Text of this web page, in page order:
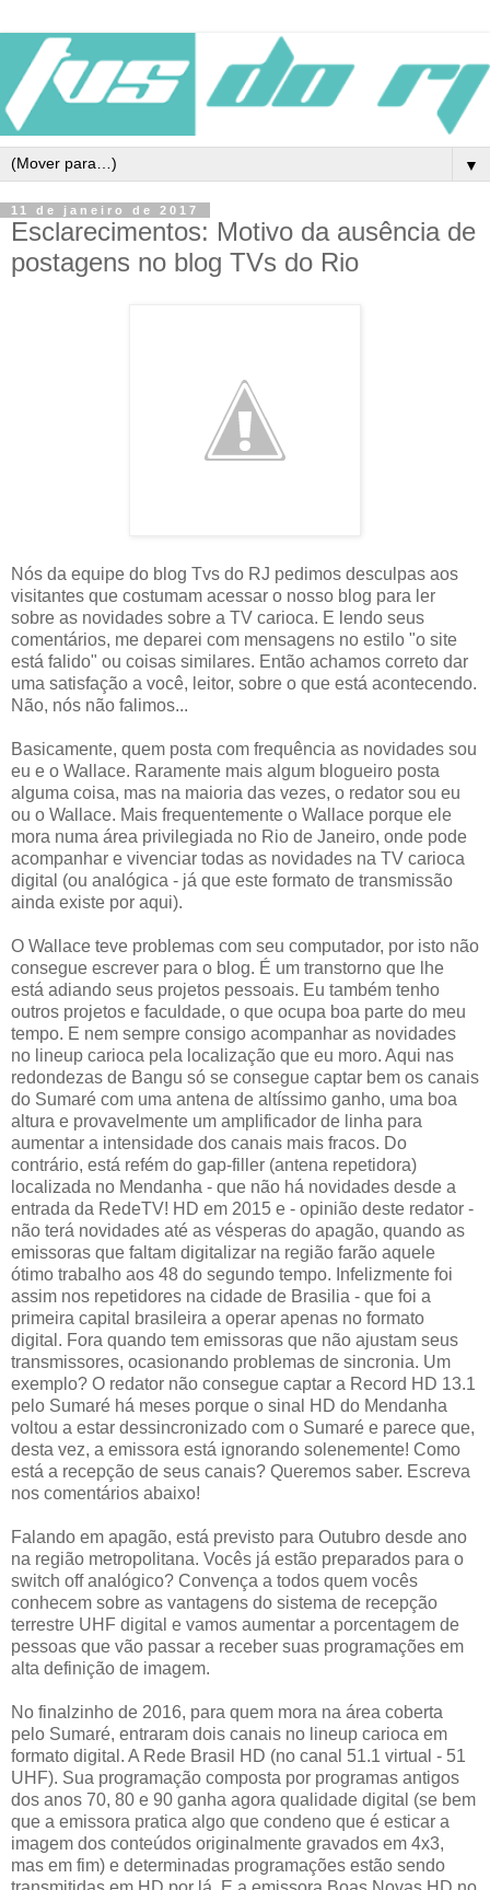
▼
11 de janeiro de 2017
Esclarecimentos: Motivo da ausência de
postagens no blog TVs do Rio
Nós da equipe do blog Tvs do RJ pedimos desculpas aos
visitantes que costumam acessar o nosso blog para ler
sobre as novidades sobre a TV carioca. E lendo seus
comentários, me deparei com mensagens no estilo "o site
está falido" ou coisas similares. Então achamos correto dar
uma satisfação a você, leitor, sobre o que está acontecendo.
Não, nós não falimos...
Basicamente, quem posta com frequência as novidades sou
eu e o Wallace. Raramente mais algum blogueiro posta
alguma coisa, mas na maioria das vezes, o redator sou eu
ou o Wallace. Mais frequentemente o Wallace porque ele
mora numa área privilegiada no Rio de Janeiro, onde pode
acompanhar e vivenciar todas as novidades na TV carioca
digital (ou analógica - já que este formato de transmissão
ainda existe por aqui).
O Wallace teve problemas com seu computador, por isto não
consegue escrever para o blog. É um transtorno que lhe
está adiando seus projetos pessoais. Eu também tenho
outros projetos e faculdade, o que ocupa boa parte do meu
tempo. E nem sempre consigo acompanhar as novidades
no lineup carioca pela localização que eu moro. Aqui nas
redondezas de Bangu só se consegue captar bem os canais
do Sumaré com uma antena de altíssimo ganho, uma boa
altura e provavelmente um amplificador de linha para
aumentar a intensidade dos canais mais fracos. Do
contrário, está refém do gap-filler (antena repetidora)
localizada no Mendanha - que não há novidades desde a
entrada da RedeTV! HD em 2015 e - opinião deste redator -
não terá novidades até as vésperas do apagão, quando as
emissoras que faltam digitalizar na região farão aquele
ótimo trabalho aos 48 do segundo tempo. Infelizmente foi
assim nos repetidores na cidade de Brasilia - que foi a
primeira capital brasileira a operar apenas no formato
digital. Fora quando tem emissoras que não ajustam seus
transmissores, ocasionando problemas de sincronia. Um
exemplo? O redator não consegue captar a Record HD 13.1
pelo Sumaré há meses porque o sinal HD do Mendanha
voltou a estar dessincronizado com o Sumaré e parece que,
desta vez, a emissora está ignorando solenemente! Como
está a recepção de seus canais? Queremos saber. Escreva
nos comentários abaixo!
Falando em apagão, está previsto para Outubro desde ano
na região metropolitana. Vocês já estão preparados para o
switch off analógico? Convença a todos quem vocês
conhecem sobre as vantagens do sistema de recepção
terrestre UHF digital e vamos aumentar a porcentagem de
pessoas que vão passar a receber suas programações em
alta definição de imagem.
No finalzinho de 2016, para quem mora na área coberta
pelo Sumaré, entraram dois canais no lineup carioca em
formato digital. A Rede Brasil HD (no canal 51.1 virtual - 51
UHF). Sua programação composta por programas antigos
dos anos 70, 80 e 90 ganha agora qualidade digital (se bem
que a emissora pratica algo que condeno que é esticar a
imagem dos conteúdos originalmente gravados em 4x3,
mas em fim) e determinadas programações estão sendo